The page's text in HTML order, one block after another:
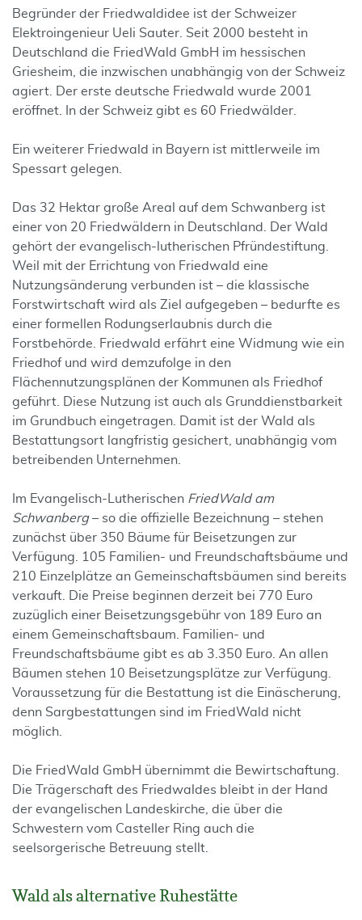
Begründer der Friedwaldidee ist der Schweizer
Elektroingenieur Ueli Sauter. Seit 2000 besteht in
Deutschland die FriedWald GmbH im hessischen
Griesheim, die inzwischen unabhängig von der Schweiz
agiert. Der erste deutsche Friedwald wurde 2001
eröffnet. In der Schweiz gibt es 60 Friedwälder.
Ein weiterer Friedwald in Bayern ist mittlerweile im
Spessart gelegen.
Das 32 Hektar große Areal auf dem Schwanberg ist
einer von 20 Friedwäldern in Deutschland. Der Wald
gehört der evangelisch-lutherischen Pfründestiftung.
Weil mit der Errichtung von Friedwald eine
Nutzungsänderung verbunden ist – die klassische
Forstwirtschaft wird als Ziel aufgegeben – bedurfte es
einer formellen Rodungserlaubnis durch die
Forstbehörde. Friedwald erfährt eine Widmung wie ein
Friedhof und wird demzufolge in den
Flächennutzungsplänen der Kommunen als Friedhof
geführt. Diese Nutzung ist auch als Grunddienstbarkeit
im Grundbuch eingetragen. Damit ist der Wald als
Bestattungsort langfristig gesichert, unabhängig vom
betreibenden Unternehmen.
Im Evangelisch-Lutherischen FriedWald am
Schwanberg– so die offizielle Bezeichnung – stehen
zunächst über 350 Bäume für Beisetzungen zur
Verfügung. 105 Familien- und Freundschaftsbäume und
210 Einzelplätze an Gemeinschaftsbäumen sind bereits
verkauft. Die Preise beginnen derzeit bei 770 Euro
zuzüglich einer Beisetzungsgebühr von 189 Euro an
einem Gemeinschaftsbaum. Familien- und
Freundschaftsbäume gibt es ab 3.350 Euro. An allen
Bäumen stehen 10 Beisetzungsplätze zur Verfügung.
Voraussetzung für die Bestattung ist die Einäscherung,
denn Sargbestattungen sind im FriedWald nicht
möglich.
Die FriedWald GmbH übernimmt die Bewirtschaftung.
Die Trägerschaft des Friedwaldes bleibt in der Hand
der evangelischen Landeskirche, die über die
Schwestern vom Casteller Ring auch die
seelsorgerische Betreuung stellt.
Wald als alternative Ruhestätte